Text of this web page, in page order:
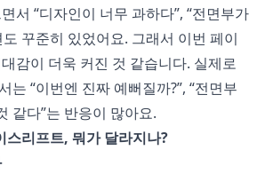
서 “디자인이 너무 과하다”, “전면부가
꾸준히 있었어요. 그래서 이번 페이
감이 더욱 커진 것 같습니다. 실제로
는 “이번엔 진짜 예뻐질까?”, “전면부
같다”는 반응이 많아요.
스리프트, 뭐가 달라지나?